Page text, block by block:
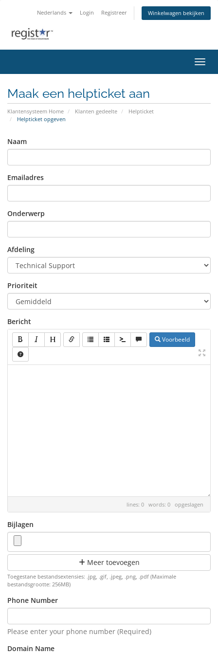
Nederlands Login Registreer Winkelwagen bekijken
Maak een helpticket aan
Klantensysteem Home Klanten gedeelte
Helpticket
Helpticket opgeven
Naam
Emailadres
Onderwerp
Afdeling
Prioriteit
Bericht
Voorbeeld
lines: 0 words: 0 opgeslagen
Bijlagen
Meer toevoegen
Toegestane bestandsextensies: .jpg, .gif, .jpeg, .png, .pdf (Maximale
bestandsgrootte: 256MB)
Phone Number
Please enter your phone number (Required)
Domain Name